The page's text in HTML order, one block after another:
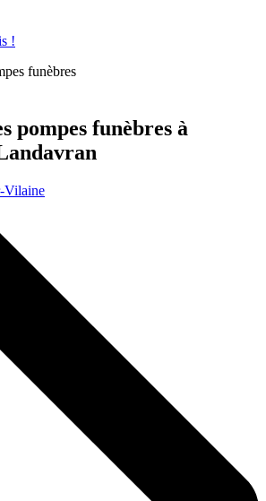
!
funèbres
pompes funèbres à
Vilaine